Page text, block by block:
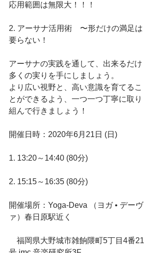
応用範囲は無限大！！！
2. アーサナ活用術　〜形だけの満足は
要らない！
アーサナの実践を通して、出来るだけ
多くの実りを手にしましょう。
より広い視野と、高い意識を育てるこ
とができるよう、一つ一つ丁寧に取り
組んで行きましょう！
開催日時：2020年6月21日 (日)
1. 13:20～14:40 (80分)
2. 15:15～16:35 (80分)
開催場所：Yoga-Deva （ヨガ • デーヴ
ァ）春日原駅近く
福岡県大野城市雑餉隈町5丁目4番21